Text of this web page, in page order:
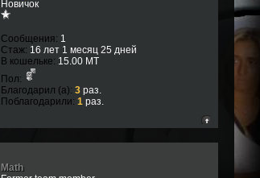
Новичок
Сообщения: 1
Стаж: 16 лет 1 месяц 25 дней
В кошельке: 15.00 MT
Пол:
Благодарил (а): 3раз.
Поблагодарили: 1раз.
Math